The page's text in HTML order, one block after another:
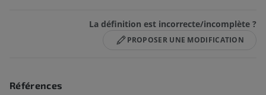
La définition est incorrecte/incomplète ?
PROPOSER UNE MODIFICATION
Références